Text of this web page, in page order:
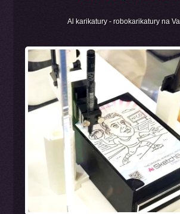
Al karikatury - robokarikatury na